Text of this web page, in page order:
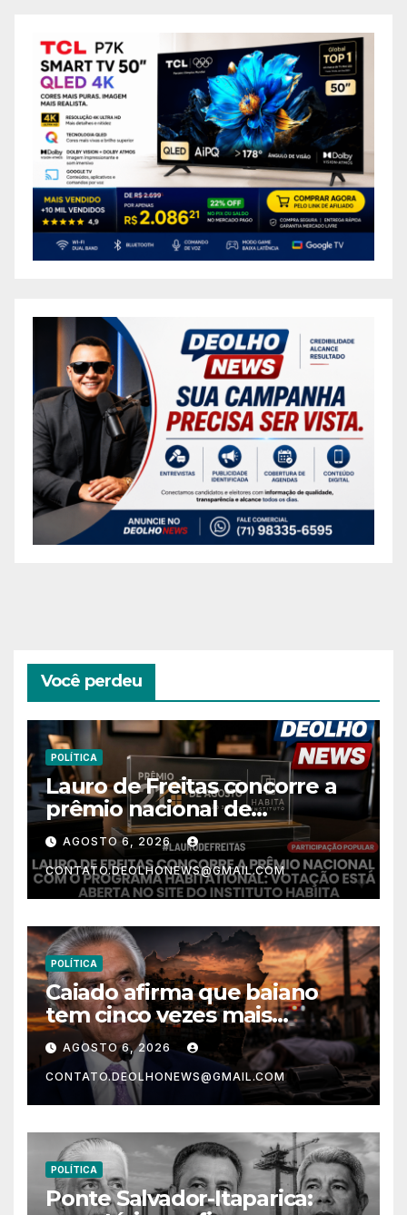
Você perdeu
POLÍTICA
Lauro de Freitas concorre a
prêmio nacional de
habitação com o projeto “Tá
Rebocado”; votação está
aberta
AGOSTO 6, 2026
CONTATO.DEOLHONEWS@GMAIL.COM
POLÍTICA
Caiado afirma que baiano
tem cinco vezes mais
chances de ser assassinado
do que um morador da
Ucrânia
AGOSTO 6, 2026
CONTATO.DEOLHONEWS@GMAIL.COM
POLÍTICA
Ponte Salvador-Itaparica: